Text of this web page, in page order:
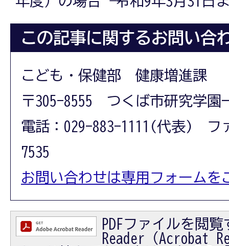
この記事に関するお問い合
こども・保健部 健康増進課
〒305-8555 つくば市研究学園
電話：029-883-1111(代表) フ
7535
お問い合わせは専用フォームを
PDFファイルを閲
Reader（Acrobat